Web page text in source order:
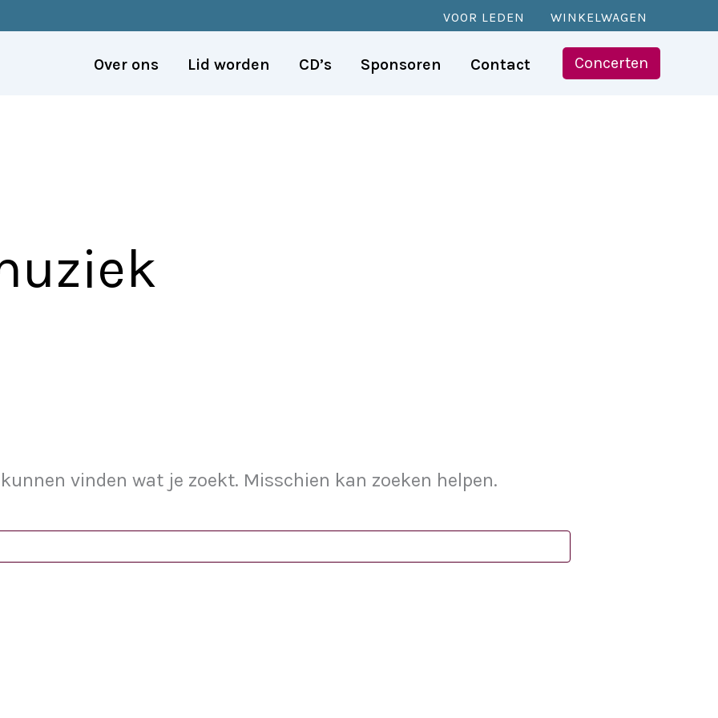
VOOR LEDEN WINKELWAGEN
Over ons Lid worden CD’s Sponsoren Contact Concerten
vinden wat je zoekt. Misschien kan zoeken helpen.